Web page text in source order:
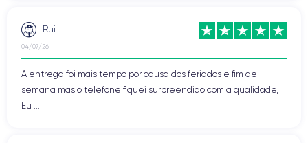
Rui
04/07/26
A entrega foi mais tempo por causa dos feriados e fim de
semana mas o telefone fiquei surpreendido com a qualidade,
Eu ...